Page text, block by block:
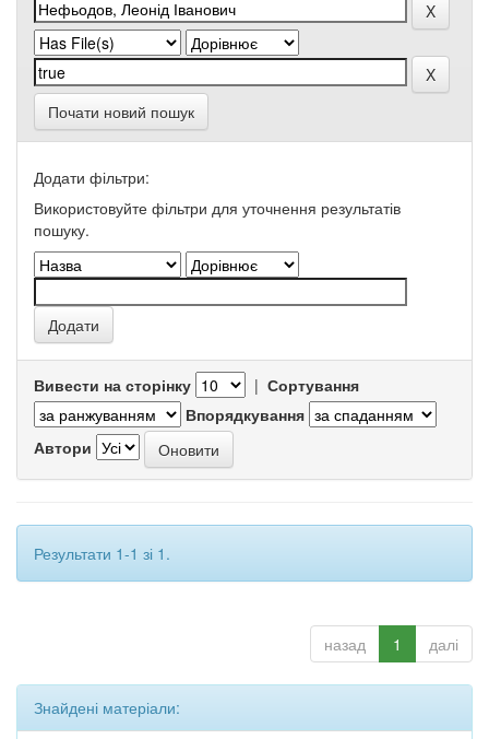
Почати новий пошук
Додати фільтри:
Використовуйте фільтри для уточнення результатів
пошуку.
Вивести на сторінку | Сортування
Впорядкування
Автори
Результати 1-1 зі 1.
назад 1 далі
Знайдені матеріали: